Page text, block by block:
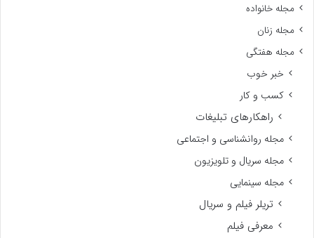
مجله خانواده
مجله زنان
مجله هفتگی
خبر خوب
کسب و کار
راهکارهای تبلیغات
مجله روانشناسی و اجتماعی
مجله سریال و تلویزیون
مجله سینمایی
تریلر فیلم و سریال
معرفی فیلم